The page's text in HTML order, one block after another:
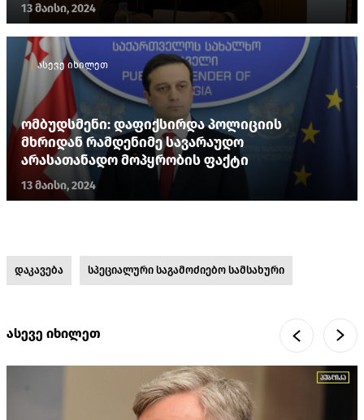
13 მაისი, 2024
ასევე იხილეთ
ომბუდსმენი: დაფიქსირდა პოლიციის
მხრიდან რამდენიმე სავარაუდო
არასათანადო მოპყრობის ფაქტი
13 მაისი, 2024
დაკავება სპეციალური საგამოძიებო სამსახური
ასევე იხილეთ